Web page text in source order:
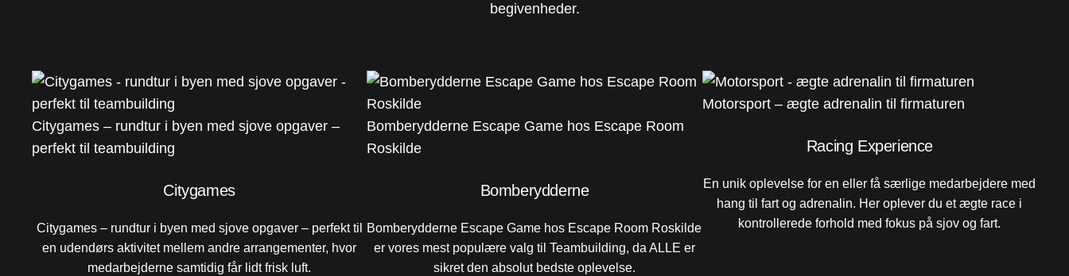
begivenheder.
Citygames – rundtur i byen med sjove opgaver –
perfekt til teambuilding
Citygames
Citygames – rundtur i byen med sjove opgaver – perfekt til
en udendørs aktivitet mellem andre arrangementer, hvor
medarbejderne samtidig får lidt frisk luft.
Bomberydderne Escape Game hos Escape Room
Roskilde
Bomberydderne
Bomberydderne Escape Game hos Escape Room Roskilde
er vores mest populære valg til Teambuilding, da ALLE er
sikret den absolut bedste oplevelse.
Motorsport – ægte adrenalin til firmaturen
Racing Experience
En unik oplevelse for en eller få særlige medarbejdere med
hang til fart og adrenalin. Her oplever du et ægte race i
kontrollerede forhold med fokus på sjov og fart.